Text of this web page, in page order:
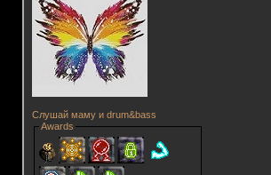
Слушай маму и drum&bass
Awards